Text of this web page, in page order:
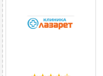
Кардиология